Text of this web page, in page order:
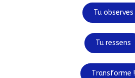
Tu observes
Tu ressens
Transforme !